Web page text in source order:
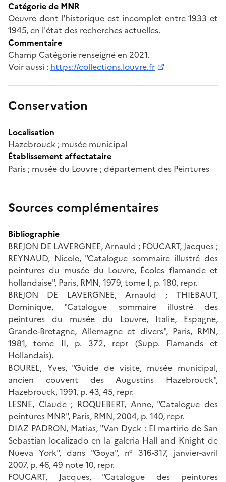
Catégorie de MNR
Oeuvre dont l'historique est incomplet entre 1933 et
1945, en l'état des recherches actuelles.
Commentaire
Champ Catégorie renseigné en 2021.
Voir aussi : https://collections.louvre.fr
Conservation
Localisation
Hazebrouck ; musée municipal
Établissement affectataire
Paris ; musée du Louvre ; département des Peintures
Sources complémentaires
Bibliographie
BREJON DE LAVERGNEE, Arnauld ; FOUCART, Jacques ;
REYNAUD, Nicole, "Catalogue sommaire illustré des
peintures du musée du Louvre, Écoles flamande et
hollandaise", Paris, RMN, 1979, tome I, p. 180, repr.
BREJON DE LAVERGNEE, Arnauld ; THIEBAUT,
Dominique, "Catalogue sommaire illustré des
peintures du musée du Louvre, Italie, Espagne,
Grande-Bretagne, Allemagne et divers", Paris, RMN,
1981, tome II, p. 372, repr (Supp. Flamands et
Hollandais).
BOUREL, Yves, "Guide de visite, musée municipal,
ancien couvent des Augustins Hazebrouck",
Hazebrouck, 1991, p. 43, 45, repr.
LESNE, Claude ; ROQUEBERT, Anne, "Catalogue des
peintures MNR", Paris, RMN, 2004, p. 140, repr.
DIAZ PADRON, Matias, "Van Dyck : El martirio de San
Sebastian localizado en la galeria Hall and Knight de
Nueva York", dans "Goya", n° 316-317, janvier-avril
2007, p. 46, 49 note 10, repr.
FOUCART, Jacques, "Catalogue des peintures